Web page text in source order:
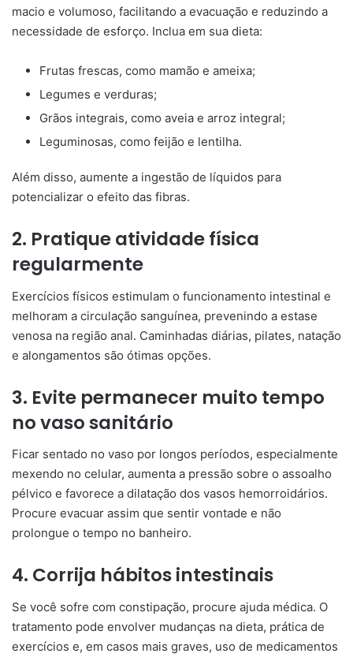
macio e volumoso, facilitando a evacuação e reduzindo a
necessidade de esforço. Inclua em sua dieta:
Frutas frescas, como mamão e ameixa;
Legumes e verduras;
Grãos integrais, como aveia e arroz integral;
Leguminosas, como feijão e lentilha.
Além disso, aumente a ingestão de líquidos para
potencializar o efeito das fibras.
2. Pratique atividade física
regularmente
Exercícios físicos estimulam o funcionamento intestinal e
melhoram a circulação sanguínea, prevenindo a estase
venosa na região anal. Caminhadas diárias, pilates, natação
e alongamentos são ótimas opções.
3. Evite permanecer muito tempo
no vaso sanitário
Ficar sentado no vaso por longos períodos, especialmente
mexendo no celular, aumenta a pressão sobre o assoalho
pélvico e favorece a dilatação dos vasos hemorroidários.
Procure evacuar assim que sentir vontade e não
prolongue o tempo no banheiro.
4. Corrija hábitos intestinais
Se você sofre com constipação, procure ajuda médica. O
tratamento pode envolver mudanças na dieta, prática de
exercícios e, em casos mais graves, uso de medicamentos